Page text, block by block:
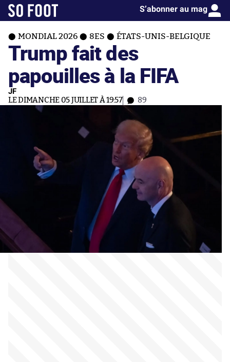
S’abonner au mag
MONDIAL 2026 8ES ÉTATS-UNIS-BELGIQUE
Trump fait des
papouilles à la FIFA
JF
LE DIMANCHE 05 JUILLET À 19:57 89